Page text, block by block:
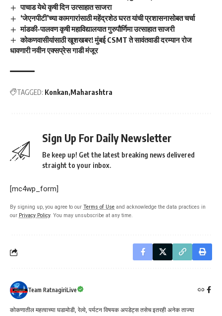
पाचाड येथे कृषी दिन उत्साहात साजरा
‘जेएनपीटी’च्या कामगारांसाठी महेंद्रशेठ घरत यांची प्रशासनासोबत चर्चा
मांडकी-पालवण कृषी महाविद्यालयात गुरुपौर्णिमा उत्साहात साजरी
कोकणवासीयांसाठी खूशखबर! मुंबई CSMT ते सावंतवाडी दरम्यान रोज
धावणारी नवीन एक्सप्रेस गाडी मंजूर
TAGGED: Konkan Maharashtra
Sign Up For Daily Newsletter
Be keep up! Get the latest breaking news delivered
straight to your inbox.
[mc4wp_form]
By signing up, you agree to our Terms of Use and acknowledge the data practices in
our Privacy Policy. You may unsubscribe at any time.
Team RatnagiriLive
कोकणातील महत्वाच्या घडामोडी, रेल्वे, पर्यटन विषयक अपडेट्स तसेच इतरही अनेक ताज्या